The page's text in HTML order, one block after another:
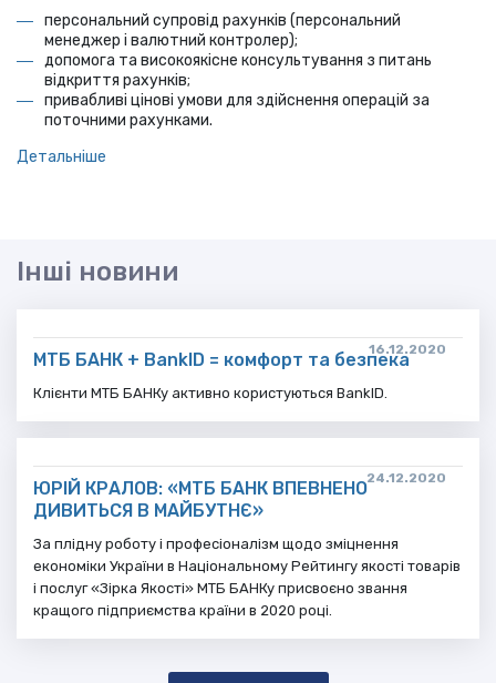
персональний супровід рахунків (персональний
менеджер і валютний контролер);
допомога та високоякісне консультування з питань
відкриття рахунків;
привабливі цінові умови для здійснення операцій за
поточними рахунками.
Детальніше
Інші новини
16.12.2020
МТБ БАНК + BankID = комфорт та безпека
Клієнти МТБ БАНКу активно користуються BankID.
24.12.2020
ЮРІЙ КРАЛОВ: «МТБ БАНК ВПЕВНЕНО
ДИВИТЬСЯ В МАЙБУТНЄ»
За плідну роботу і професіоналізм щодо зміцнення
економіки України в Національному Рейтингу якості товарів
і послуг «Зірка Якості» МТБ БАНКу присвоєно звання
кращого підприємства країни в 2020 році.